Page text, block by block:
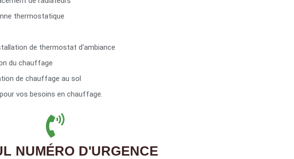
thermostatique
de thermostat d'ambiance
du chauffage
de chauffage au sol
vos besoins en chauffage.
NUMÉRO D'URGENCE